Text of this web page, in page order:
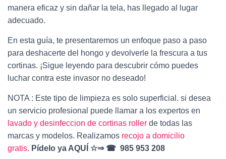
manera eficaz y sin dañar la tela, has llegado al lugar
adecuado.
En esta guía, te presentaremos un enfoque paso a paso
para deshacerte del hongo y devolverle la frescura a tus
cortinas. ¡Sigue leyendo para descubrir cómo puedes
luchar contra este invasor no deseado!
NOTA : Este tipo de limpieza es solo superficial. si desea
un servicio profesional puede llamar a los expertos en
lavado y desinfeccion de cortinas roller de todas las
marcas y modelos. Realizamos recojo a domicilio
gratis. Pídelo ya AQUÍ ☆⇒ ☎ 985 953 208